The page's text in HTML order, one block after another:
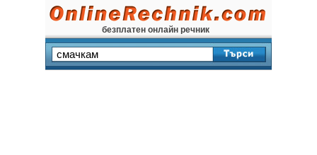
безплатен онлайн речник